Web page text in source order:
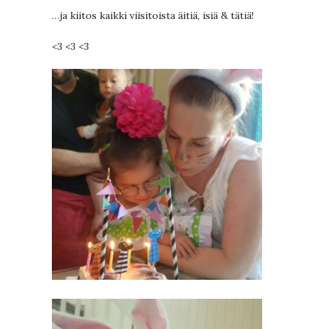
…ja kiitos kaikki viisitoista äitiä, isiä & tätiä!
<3 <3 <3